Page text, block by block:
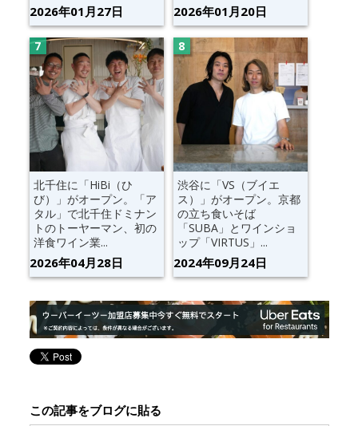
2026年01月27日 2026年01月20日
北千住に「HiBi（ひ
び）」がオープン。「ア
タル」で北千住ドミナン
トのトーヤーマン、初の
洋食ワイン業...
2026年04月28日
渋谷に「VS（ブイエ
ス）」がオープン。京都
の立ち食いそば
「SUBA」とワインショ
ップ「VIRTUS」...
2024年09月24日
この記事をブログに貼る